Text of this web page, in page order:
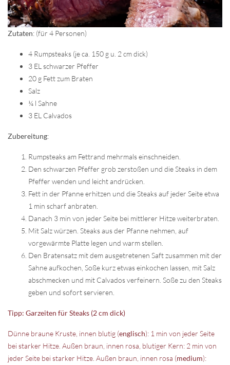
Zutaten: (für 4 Personen)
4 Rumpsteaks (je ca. 150 g u. 2 cm dick)
3 EL schwarzer Pfeffer
20 g Fett zum Braten
Salz
¼ l Sahne
3 EL Calvados
Zubereitung:
Rumpsteaks am Fettrand mehrmals einschneiden.
Den schwarzen Pfeffer grob zerstoßen und die Steaks in dem
Pfeffer wenden und leicht andrücken.
Fett in der Pfanne erhitzen und die Steaks auf jeder Seite etwa
1 min scharf anbraten.
Danach 3 min von jeder Seite bei mittlerer Hitze weiterbraten.
Mit Salz würzen. Steaks aus der Pfanne nehmen, auf
vorgewärmte Platte legen und warm stellen.
Den Bratensatz mit dem ausgetretenen Saft zusammen mit der
Sahne aufkochen, Soße kurz etwas einkochen lassen, mit Salz
abschmecken und mit Calvados verfeinern. Soße zu den Steaks
geben und sofort servieren.
Tipp: Garzeiten für Steaks (2 cm dick)
Dünne braune Kruste, innen blutig (englisch): 1 min von jeder Seite
bei starker Hitze. Außen braun, innen rosa, blutiger Kern: 2 min von
jeder Seite bei starker Hitze. Außen braun, innen rosa (medium):